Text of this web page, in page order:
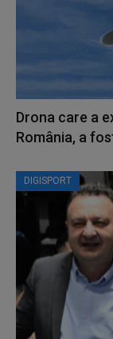
Drona care a
România, a
DIGISPORT